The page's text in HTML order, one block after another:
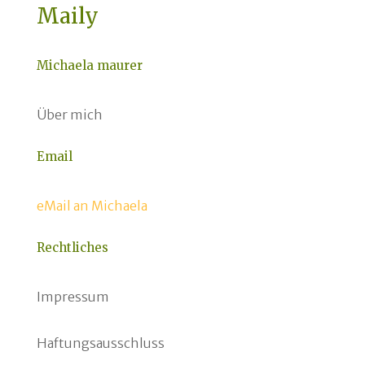
Maily
Michaela maurer
Über mich
Email
eMail an Michaela
Rechtliches
Impressum
Haftungsausschluss